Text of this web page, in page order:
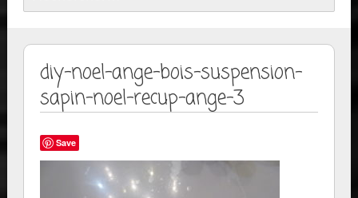
diy-noel-ange-bois-suspension-
sapin-noel-recup-ange-3
Save